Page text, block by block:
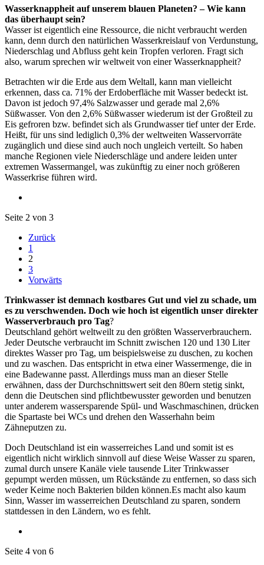
Wasserknappheit auf unserem blauen Planeten? – Wie kann
das überhaupt sein?
Wasser ist eigentlich eine Ressource, die nicht verbraucht werden
kann, denn durch den natürlichen Wasserkreislauf von Verdunstung,
Niederschlag und Abfluss geht kein Tropfen verloren. Fragt sich
also, warum sprechen wir weltweit von einer Wasserknappheit?
Betrachten wir die Erde aus dem Weltall, kann man vielleicht
erkennen, dass ca. 71% der Erdoberfläche mit Wasser bedeckt ist.
Davon ist jedoch 97,4% Salzwasser und gerade mal 2,6%
Süßwasser. Von den 2,6% Süßwasser wiederum ist der Großteil zu
Eis gefroren bzw. befindet sich als Grundwasser tief unter der Erde.
Heißt, für uns sind lediglich 0,3% der weltweiten Wasservorräte
zugänglich und diese sind auch noch ungleich verteilt. So haben
manche Regionen viele Niederschläge und andere leiden unter
extremen Wassermangel, was zukünftig zu einer noch größeren
Wasserkrise führen wird.
Seite 2 von 3
Zurück
1
2
3
Vorwärts
Trinkwasser ist demnach kostbares Gut und viel zu schade, um
es zu verschwenden. Doch wie hoch ist eigentlich unser direkter
Wasserverbrauch pro Tag?
Deutschland gehört weltweilt zu den größten Wasserverbrauchern.
Jeder Deutsche verbraucht im Schnitt zwischen 120 und 130 Liter
direktes Wasser pro Tag, um beispielsweise zu duschen, zu kochen
und zu waschen. Das entspricht in etwa einer Wassermenge, die in
eine Badewanne passt. Allerdings muss man an dieser Stelle
erwähnen, dass der Durchschnittswert seit den 80ern stetig sinkt,
denn die Deutschen sind pflichtbewusster geworden und benutzen
unter anderem wassersparende Spül- und Waschmaschinen, drücken
die Spartaste bei WCs und drehen den Wasserhahn beim
Zähneputzen zu.
Doch Deutschland ist ein wasserreiches Land und somit ist es
eigentlich nicht wirklich sinnvoll auf diese Weise Wasser zu sparen,
zumal durch unsere Kanäle viele tausende Liter Trinkwasser
gepumpt werden müssen, um Rückstände zu entfernen, so dass sich
weder Keime noch Bakterien bilden können.Es macht also kaum
Sinn, Wasser im wasserreichen Deutschland zu sparen, sondern
stattdessen in den Ländern, wo es fehlt.
Seite 4 von 6